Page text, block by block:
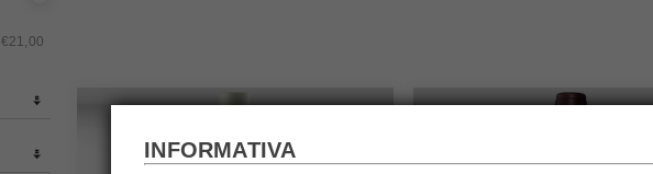
€21,00
INFORMATIVA